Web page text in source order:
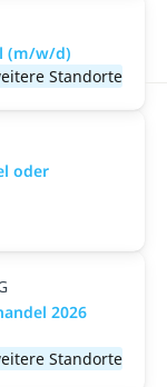
(m/w/d)
Standorte
oder
2026
Standorte